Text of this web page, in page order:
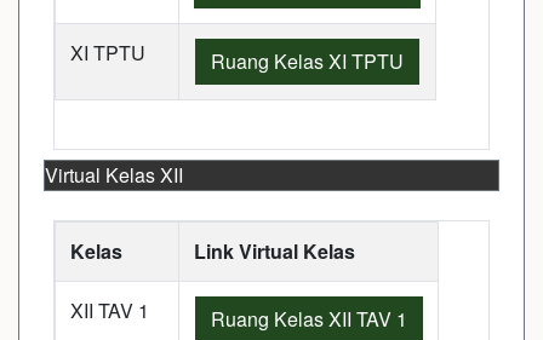
XI TPTU Ruang Kelas XI TPTU
Virtual Kelas XII
Kelas Link Virtual Kelas
XII TAV 1 Ruang Kelas XII TAV 1